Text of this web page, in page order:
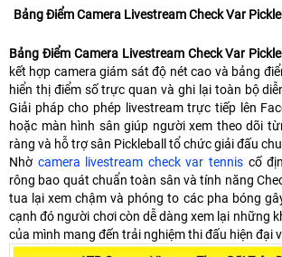
Bảng Điểm Camera Livestream Check Var
Bảng Điểm Camera Livestream Check Var
kết hợp camera giám sát độ nét cao và bảng
hiển thị điểm số trực quan và ghi lại toàn bộ
Giải pháp cho phép livestream trực tiếp lên
hoặc màn hình sân giúp người xem theo dõi
ràng và hỗ trợ sân Pickleball tổ chức giải đấu
Nhờcamera livestream check var tennis cố
rông bao quát chuẩn toàn sân và tính năng
tua lại xem chậm và phóng to các pha bóng
cạnh đó người chơi còn dễ dàng xem lại những
của mình mang đến trải nghiệm thi đấu hiện đại